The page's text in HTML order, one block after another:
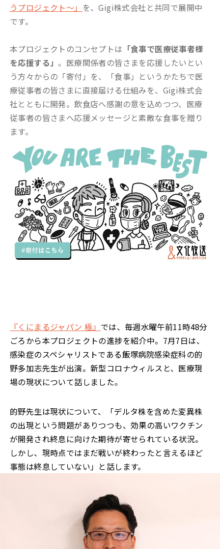
うプロジェクト～」 を、Gigi株式会社と共同で展開中
です。
本プロジェクトのコンセプトは 「食事で医療従事者様
を応援する」 。医療関係者の皆さまを応援したいとい
う方々からの「寄付」を、「食事」というかたちで医
療従事者の皆さまに直接届ける仕組みを、Gigi株式会
社とともに開発。飲食店へ感謝の意を込めつつ、医療
従事者の皆さまへ応援メッセージと素敵な食事を贈り
ます。
『くにまるジャパン 極』 では、毎週水曜午前11時48分
ごろから本プロジェクトの進捗を紹介中。7月7日は、
感染症のスペシャリストである飯塚病院感染症科の的
野多加志先生が出演。新型コロナウィルスと、医療現
場の現状について話しました。
的野先生は現状について、「デルタ株を含めた変異株
の出現という問題がありつつも、効果の高いワクチン
が開発され終息に向けた期待が寄せられている状況。
しかし、現時点ではまだ戦いが終わったと言えるほど
事態は終息していない」と話します。